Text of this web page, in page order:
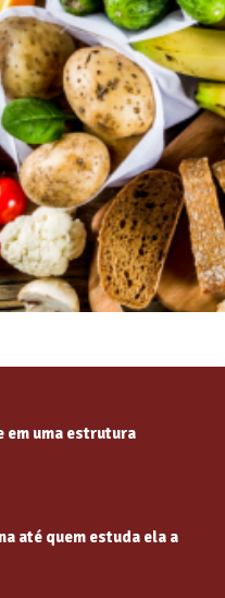
uma estrutura
até quem estuda ela a